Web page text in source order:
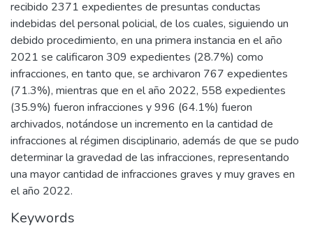
recibido 2371 expedientes de presuntas conductas
indebidas del personal policial, de los cuales, siguiendo un
debido procedimiento, en una primera instancia en el año
2021 se calificaron 309 expedientes (28.7%) como
infracciones, en tanto que, se archivaron 767 expedientes
(71.3%), mientras que en el año 2022, 558 expedientes
(35.9%) fueron infracciones y 996 (64.1%) fueron
archivados, notándose un incremento en la cantidad de
infracciones al régimen disciplinario, además de que se pudo
determinar la gravedad de las infracciones, representando
una mayor cantidad de infracciones graves y muy graves en
el año 2022.
Keywords